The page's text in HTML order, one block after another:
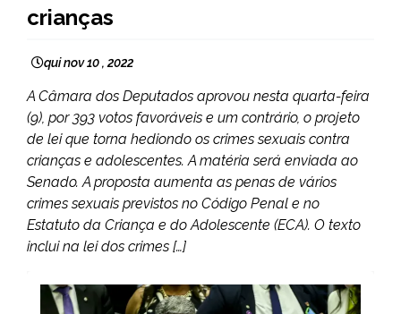
crianças
qui nov 10 , 2022
A Câmara dos Deputados aprovou nesta quarta-feira
(9), por 393 votos favoráveis e um contrário, o projeto
de lei que torna hediondo os crimes sexuais contra
crianças e adolescentes. A matéria será enviada ao
Senado. A proposta aumenta as penas de vários
crimes sexuais previstos no Código Penal e no
Estatuto da Criança e do Adolescente (ECA). O texto
inclui na lei dos crimes […]